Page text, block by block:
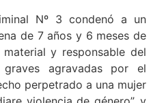
Nº 3 condenó a un
de 7 años y 6 meses de
y responsable del
agravadas por el
perpetrado a una mujer